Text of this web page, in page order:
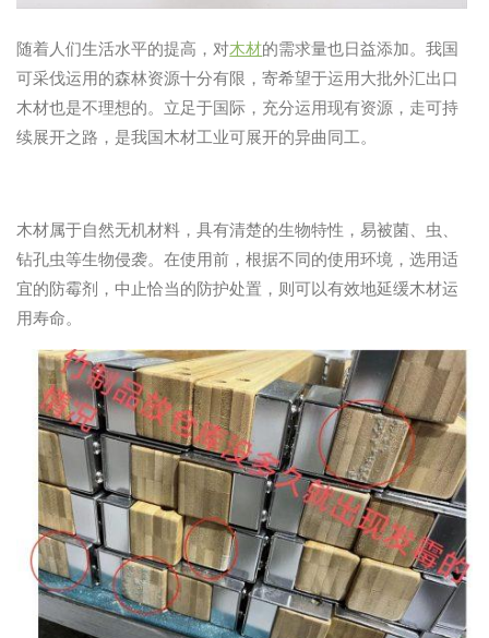
随着人们生活水平的提高，对木材的需求量也日益添加。我国
可采伐运用的森林资源十分有限，寄希望于运用大批外汇出口
木材也是不理想的。立足于国际，充分运用现有资源，走可持
续展开之路，是我国木材工业可展开的异曲同工。
木材属于自然无机材料，具有清楚的生物特性，易被菌、虫、
钻孔虫等生物侵袭。在使用前，根据不同的使用环境，选用适
宜的防霉剂，中止恰当的防护处置，则可以有效地延缓木材运
用寿命。